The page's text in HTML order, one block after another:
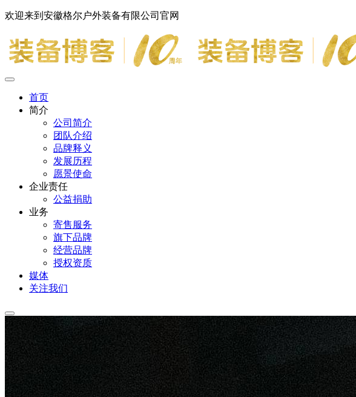
欢迎来到安徽格尔户外装备有限公司官网
首页
简介
公司简介
团队介绍
品牌释义
发展历程
愿景使命
企业责任
公益捐助
业务
寄售服务
旗下品牌
经营品牌
授权资质
媒体
关注我们